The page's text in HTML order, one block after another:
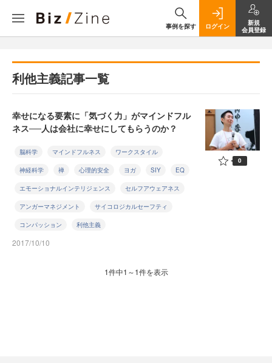
事例を探す ログイン
新規
会員登録
利他主義記事一覧
幸せになる要素に「気づく力」がマインドフル
ネス──人は会社に幸せにしてもらうのか？
脳科学 マインドフルネス ワークスタイル
神経科学 禅 心理的安全 ヨガ SIY EQ
エモーショナルインテリジェンス セルフアウェアネス
アンガーマネジメント サイコロジカルセーフティ
コンパッション 利他主義
2017/10/10
0
1件中1～1件を表示